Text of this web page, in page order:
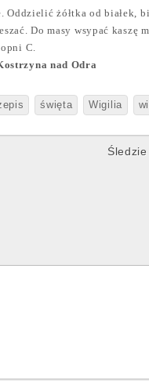
Oddzielić żółtka od białek,
Do masy wsypać kaszę
C.
nad Odra
święta Wigilia